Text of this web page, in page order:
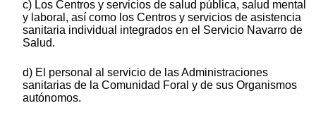
c) Los Centros y servicios de salud pública, salud mental
y laboral, así como los Centros y servicios de asistencia
sanitaria individual integrados en el Servicio Navarro de
Salud.
d) El personal al servicio de las Administraciones
sanitarias de la Comunidad Foral y de sus Organismos
autónomos.